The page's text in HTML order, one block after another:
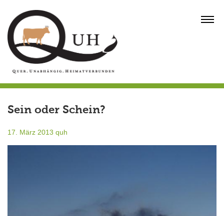
content
Sein oder Schein?
17. März 2013 quh